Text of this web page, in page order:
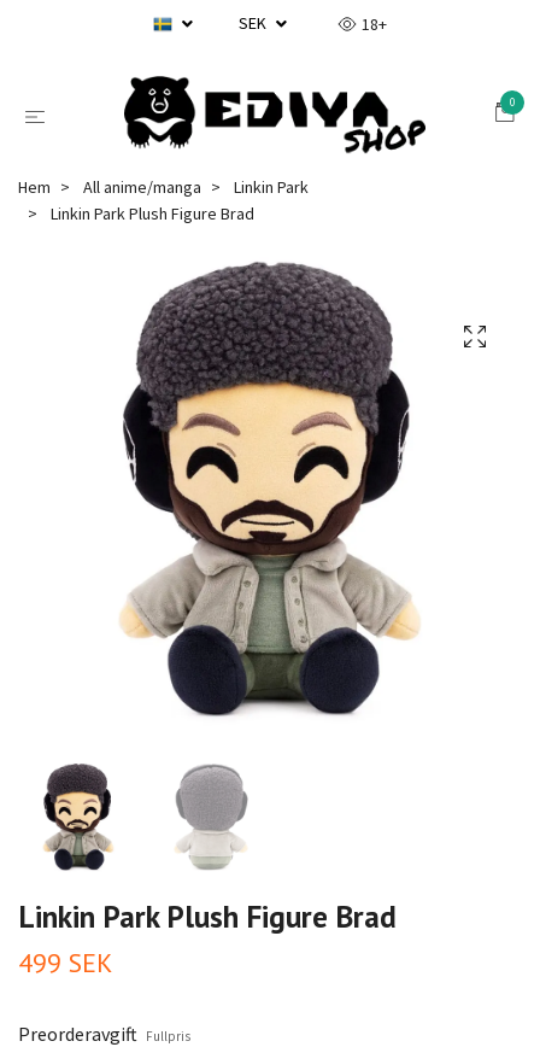
SEK 18+
0
Hem All anime/manga
Linkin Park
Linkin Park Plush Figure Brad
Linkin Park Plush Figure Brad
499 SEK
Preorderavgift Fullpris